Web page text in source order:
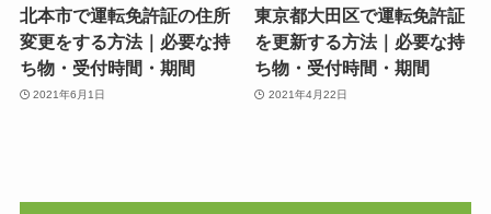
北本市で運転免許証の住所
変更をする方法｜必要な持
ち物・受付時間・期間
2021年6月1日
東京都大田区で運転免許証
を更新する方法｜必要な持
ち物・受付時間・期間
2021年4月22日